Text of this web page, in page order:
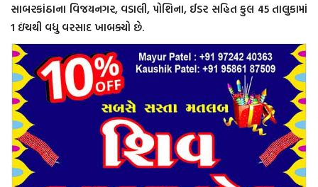
સાબરકાંઠાના વિજયનગર, વડાલી, પોશિના, ઈડર સહિત કુલ 45 તાલુકામાં
1 ઇંચથી વધુ વરસાદ ખાબક્યો છે.